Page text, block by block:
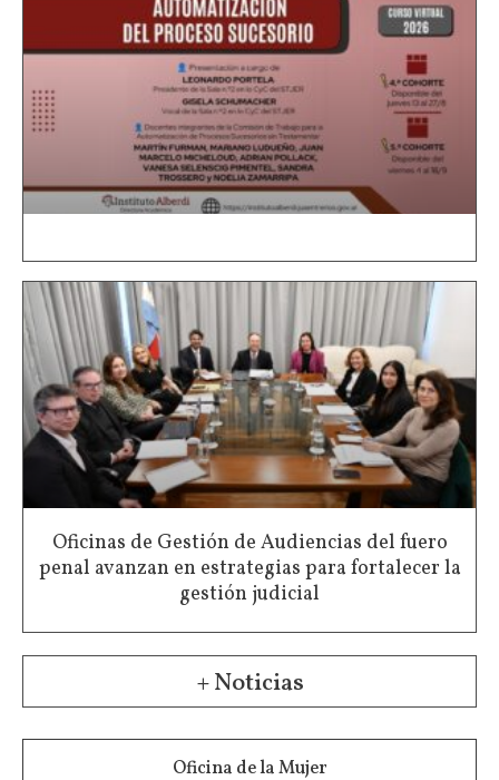
Oficinas de Gestión de Audiencias del fuero
penal avanzan en estrategias para fortalecer la
gestión judicial
+ Noticias
Oficina de la Mujer